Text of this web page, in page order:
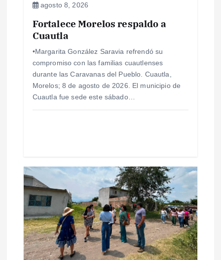
s
agosto 8, 2026
Fortalece Morelos respaldo a
Cuautla
•Margarita González Saravia refrendó su
compromiso con las familias cuautlenses
durante las Caravanas del Pueblo. Cuautla,
Morelos; 8 de agosto de 2026. El municipio de
Cuautla fue sede este sábado…